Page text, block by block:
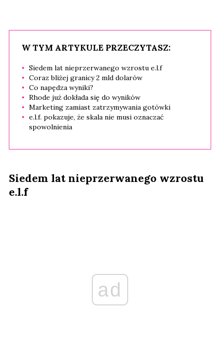
W TYM ARTYKULE PRZECZYTASZ:
Siedem lat nieprzerwanego wzrostu e.l.f
Coraz bliżej granicy 2 mld dolarów
Co napędza wyniki?
Rhode już dokłada się do wyników
Marketing zamiast zatrzymywania gotówki
e.l.f. pokazuje, że skala nie musi oznaczać
spowolnienia
Siedem lat nieprzerwanego wzrostu
e.l.f
ad